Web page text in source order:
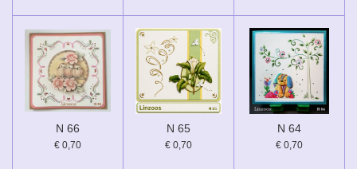
N 66
€ 0,70
N 65
€ 0,70
N 64
€ 0,70